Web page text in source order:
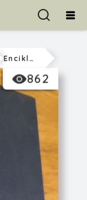
Enciklopedija Živih Religija
862